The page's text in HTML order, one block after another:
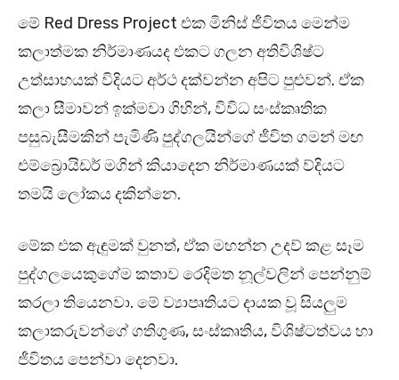
මේ Red Dress Project එක මිනිස් ජීවිතය මෙන්ම
කලාත්මක නිර්මාණයද එකට ගලන අතිවිශිෂ්ට
උත්සාහයක් විදියට අර්ථ දක්වන්න අපිට පුළුවන්. ඒක
කලා සීමාවන් ඉක්මවා ගිහින්, විවිධ සංස්කෘතික
පසුබැසීමකින් පැමිණි පුද්ගලයින්ගේ ජීවිත ගමන් මඟ
එම්බ්‍රොයිඩර් මගින් කියාදෙන නිර්මාණයක් ව්දියට
තමයි ලෝකය දකින්නෙ.
මේක එක ඇඳුමක් වුනත්, ඒක මහන්න උදව් කළ සෑම
පුද්ගලයෙකුගේම කතාව රෙදිමත නූල්වලින් පෙන්නුම්
කරලා තියෙනවා. මේ ව්‍යාපෘතියට දායක වූ සියලුම
කලාකරුවන්ගේ ගතිගුණ, සංස්කෘතිය, විශිෂ්ටත්වය හා
ජීවිතය පෙන්වා දෙනවා.